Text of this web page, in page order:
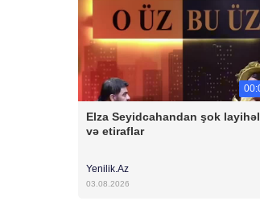
Elza Seyidcahandan şok
və etiraflar
Yenilik.Az
03.08.2026